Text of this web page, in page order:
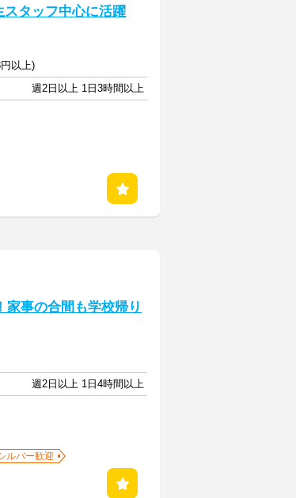
スタッフ中心に活躍
以上)
週2日以上 1日3時間以上
家事の合間も学校帰り
週2日以上 1日4時間以上
ルバー歓迎